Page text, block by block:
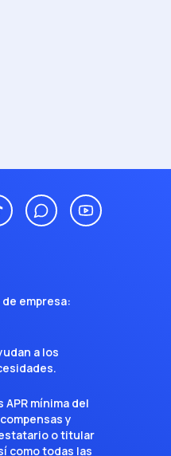
empresa:
a los
mínima del
y
o titular
como todas las